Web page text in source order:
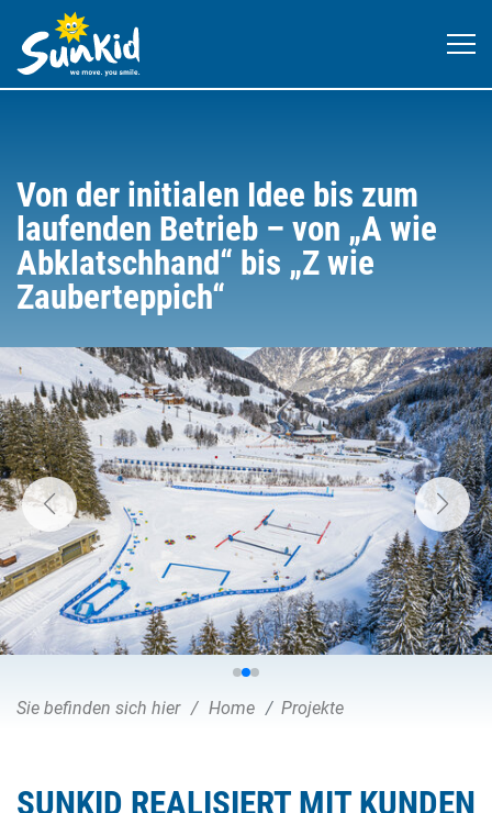
Von der initialen Idee bis zum
laufenden Betrieb – von „A wie
Abklatschhand“ bis „Z wie
Zauberteppich“
Sie befinden sich hier Home Projekte
SUNKID REALISIERT MIT KUNDEN